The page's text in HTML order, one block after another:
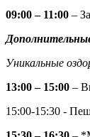
09:00 – 11:00 –
Уникальные
13:00 – 15:00 –
15:00-15:30 -